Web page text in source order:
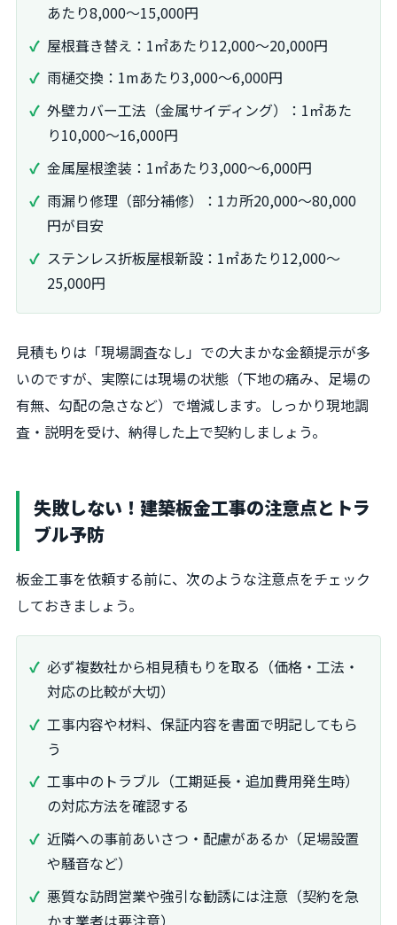
あたり8,000～15,000円
屋根葺き替え：1㎡あたり12,000～20,000円
雨樋交換：1mあたり3,000～6,000円
外壁カバー工法（金属サイディング）：1㎡あた
り10,000～16,000円
金属屋根塗装：1㎡あたり3,000～6,000円
雨漏り修理（部分補修）：1カ所20,000～80,000
円が目安
ステンレス折板屋根新設：1㎡あたり12,000～
25,000円
見積もりは「現場調査なし」での大まかな金額提示が多
いのですが、実際には現場の状態（下地の痛み、足場の
有無、勾配の急さなど）で増減します。しっかり現地調
査・説明を受け、納得した上で契約しましょう。
失敗しない！建築板金工事の注意点とトラ
ブル予防
板金工事を依頼する前に、次のような注意点をチェック
しておきましょう。
必ず複数社から相見積もりを取る（価格・工法・
対応の比較が大切）
工事内容や材料、保証内容を書面で明記してもら
う
工事中のトラブル（工期延長・追加費用発生時）
の対応方法を確認する
近隣への事前あいさつ・配慮があるか（足場設置
や騒音など）
悪質な訪問営業や強引な勧誘には注意（契約を急
かす業者は要注意）